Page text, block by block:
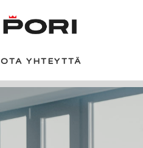
OTA YHTEYTTÄ